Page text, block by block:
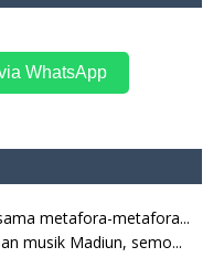
WhatsApp
metafora-metafora...
musik Madiun, semo...